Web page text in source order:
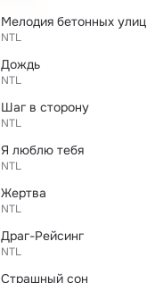
Мелодия бетонных улиц
NTL
Дождь
NTL
Шаг в сторону
NTL
Я люблю тебя
NTL
Жертва
NTL
Драг-Рейсинг
NTL
Страшный сон